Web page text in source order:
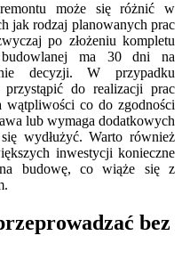
remontu może się różnić w
jak rodzaj planowanych prac
po złożeniu kompletu
budowlanej ma 30 dni na
decyzji. W przypadku
do realizacji prac
wątpliwości co do zgodności
lub wymaga dodatkowych
wydłużyć. Warto również
inwestycji konieczne
budowę, co wiąże się z
bez